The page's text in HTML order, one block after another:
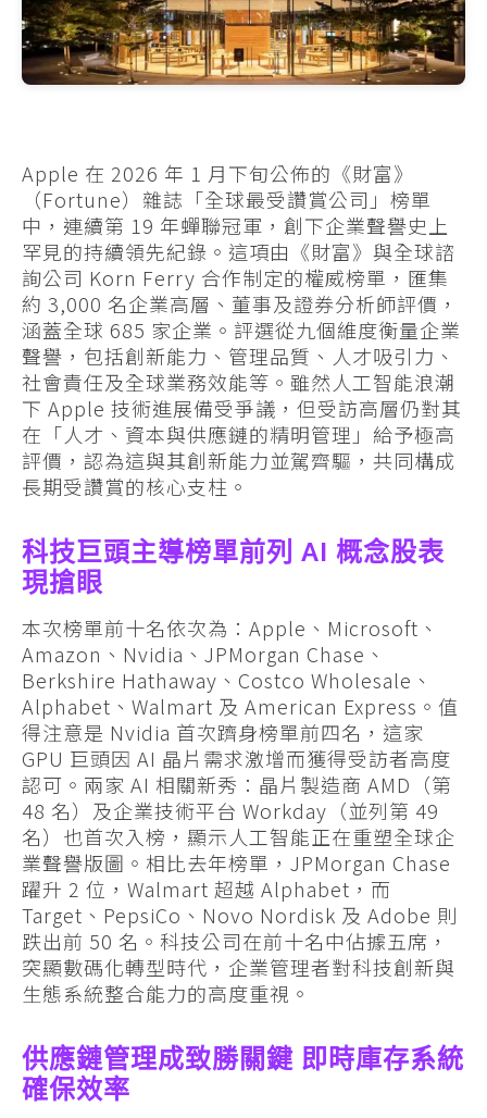
Apple 在 2026 年 1 月下旬公佈的《財富》
（Fortune）雜誌「全球最受讚賞公司」榜單
中，連續第 19 年蟬聯冠軍，創下企業聲譽史上
罕見的持續領先紀錄。這項由《財富》與全球諮
詢公司 Korn Ferry 合作制定的權威榜單，匯集
約 3,000 名企業高層、董事及證券分析師評價，
涵蓋全球 685 家企業。評選從九個維度衡量企業
聲譽，包括創新能力、管理品質、人才吸引力、
社會責任及全球業務效能等。雖然人工智能浪潮
下 Apple 技術進展備受爭議，但受訪高層仍對其
在「人才、資本與供應鏈的精明管理」給予極高
評價，認為這與其創新能力並駕齊驅，共同構成
長期受讚賞的核心支柱。
科技巨頭主導榜單前列 AI 概念股表
現搶眼
本次榜單前十名依次為：Apple、Microsoft、
Amazon、Nvidia、JPMorgan Chase、
Berkshire Hathaway、Costco Wholesale、
Alphabet、Walmart 及 American Express。值
得注意是 Nvidia 首次躋身榜單前四名，這家
GPU 巨頭因 AI 晶片需求激增而獲得受訪者高度
認可。兩家 AI 相關新秀：晶片製造商 AMD（第
48 名）及企業技術平台 Workday（並列第 49
名）也首次入榜，顯示人工智能正在重塑全球企
業聲譽版圖。相比去年榜單，JPMorgan Chase
躍升 2 位，Walmart 超越 Alphabet，而
Target、PepsiCo、Novo Nordisk 及 Adobe 則
跌出前 50 名。科技公司在前十名中佔據五席，
突顯數碼化轉型時代，企業管理者對科技創新與
生態系統整合能力的高度重視。
供應鏈管理成致勝關鍵 即時庫存系統
確保效率